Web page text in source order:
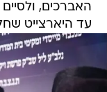
האברכים,
עד היארצייט